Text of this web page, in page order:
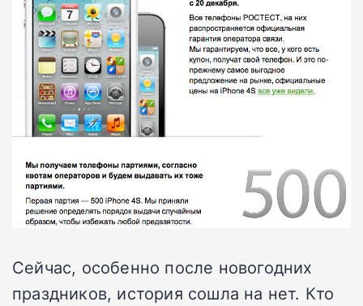
Сейчас, особенно после новогодних
праздников, история сошла на нет. Кто